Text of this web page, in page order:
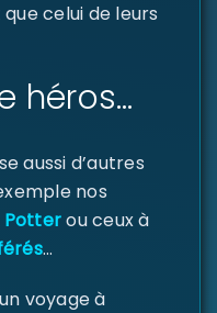
celui de leurs
héros…
aussi d’autres
nos
ou ceux à
…
voyage à